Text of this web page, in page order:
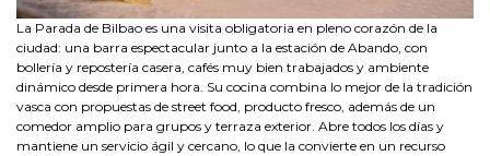
La Parada de Bilbao es una visita obligatoria en pleno corazón de la
ciudad: una barra espectacular junto a la estación de Abando, con
bollería y repostería casera, cafés muy bien trabajados y ambiente
dinámico desde primera hora. Su cocina combina lo mejor de la tradición
vasca con propuestas de street food, producto fresco, además de un
comedor amplio para grupos y terraza exterior. Abre todos los días y
mantiene un servicio ágil y cercano, lo que la convierte en un recurso